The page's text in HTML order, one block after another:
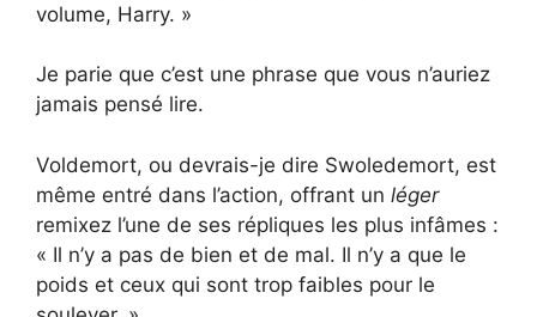
volume, Harry. »
Je parie que c’est une phrase que vous n’auriez
jamais pensé lire.
Voldemort, ou devrais-je dire Swoledemort, est
même entré dans l’action, offrant un léger
remixez l’une de ses répliques les plus infâmes :
« Il n’y a pas de bien et de mal. Il n’y a que le
poids et ceux qui sont trop faibles pour le